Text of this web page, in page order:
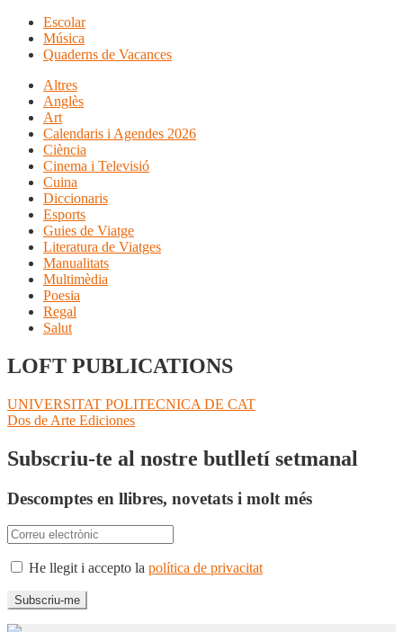
Escolar
Música
Quaderns de Vacances
Altres
Anglès
Art
Calendaris i Agendes 2026
Ciència
Cinema i Televisió
Cuina
Diccionaris
Esports
Guies de Viatge
Literatura de Viatges
Manualitats
Multimèdia
Poesia
Regal
Salut
LOFT PUBLICATIONS
Navegació
d'entrades
Entrada
anterior:
UNIVERSITAT POLITECNICA DE CAT
Pròxima
Dos de Arte Ediciones
Subscriu-te al nostre butlletí setmanal
Descomptes en llibres, novetats i molt més
He llegit i accepto la política de privacitat